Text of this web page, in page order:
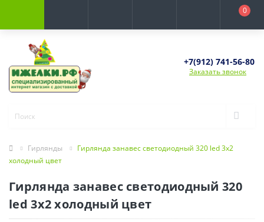
0
+7(912) 741-56-80
Заказать звонок
Гирлянды
Гирлянда занавес светодиодный 320 led 3х2
холодный цвет
Гирлянда занавес светодиодный 320
led 3х2 холодный цвет